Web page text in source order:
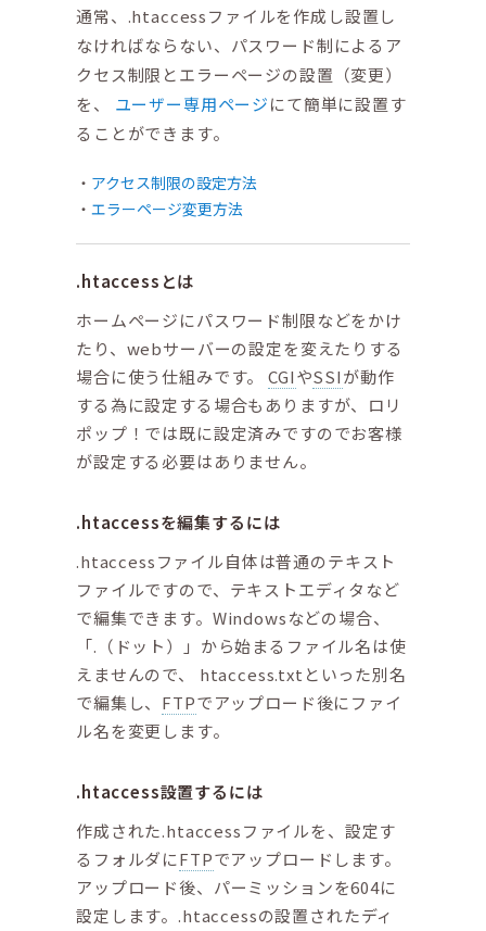
通常、.htaccessファイルを作成し設置し
なければならない、パスワード制によるア
クセス制限とエラーページの設置（変更）
を、 ユーザー専用ページにて簡単に設置す
ることができます。
アクセス制限の設定方法
エラーページ変更方法
.htaccessとは
ホームページにパスワード制限などをかけ
たり、webサーバーの設定を変えたりする
場合に使う仕組みです。CGIやSSIが動作
する為に設定する場合もありますが、ロリ
ポップ！では既に設定済みですのでお客様
が設定する必要はありません。
.htaccessを編集するには
.htaccessファイル自体は普通のテキスト
ファイルですので、テキストエディタなど
で編集できます。Windowsなどの場合、
「.（ドット）」から始まるファイル名は使
えませんので、 htaccess.txtといった別名
で編集し、 FTPでアップロード後にファイ
ル名を変更します。
.htaccess設置するには
作成された.htaccessファイルを、設定す
るフォルダにFTPでアップロードします。
アップロード後、パーミッションを604に
設定します。.htaccessの設置されたディ